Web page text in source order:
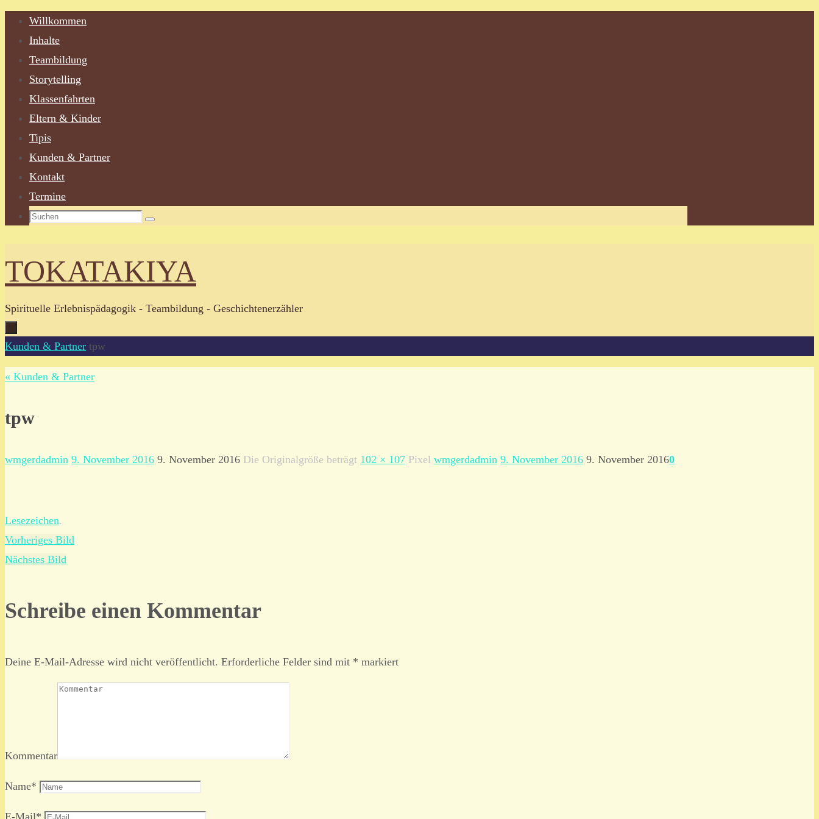
Zum
Inhalt
springen
Willkommen
Inhalte
Teambildung
Storytelling
Klassenfahrten
Eltern & Kinder
Tipis
Kunden & Partner
Kontakt
Termine
Suchen
Suchen
TOKATAKIYA
Spirituelle Erlebnispädagogik - Teambildung - Geschichtenerzähler
Zum
Inhalt
springen
Start
Kunden & Partner tpw
« Kunden & Partner
tpw
wmgerdadmin 9. November 2016 9. November 2016 Die Originalgröße beträgt 102 × 107 Pixel wmgerdadmin 9. November 2016 9. November 20160
Lesezeichen.
Vorheriges Bild
Nächstes Bild
Schreibe einen Kommentar
Deine E-Mail-Adresse wird nicht veröffentlicht. Erforderliche Felder sind mit * markiert
Kommentar
Name*
E-Mail*